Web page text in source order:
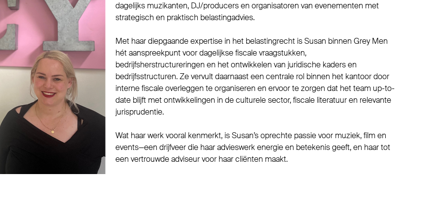
dagelijks muzikanten, DJ/producers en organisatoren van evenementen met
strategisch en praktisch belastingadvies.
Met haar diepgaande expertise in het belastingrecht is Susan binnen Grey Men
hét aanspreekpunt voor dagelijkse fiscale vraagstukken,
bedrijfsherstructureringen en het ontwikkelen van juridische kaders en
bedrijfsstructuren. Ze vervult daarnaast een centrale rol binnen het kantoor door
interne fiscale overleggen te organiseren en ervoor te zorgen dat het team up-to-
date blijft met ontwikkelingen in de culturele sector, fiscale literatuur en relevante
jurisprudentie.
Wat haar werk vooral kenmerkt, is Susan’s oprechte passie voor muziek, film en
events—een drijfveer die haar advieswerk energie en betekenis geeft, en haar tot
een vertrouwde adviseur voor haar cliënten maakt.